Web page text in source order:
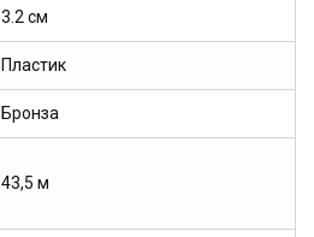
3.2 см
Пластик
Бронза
43,5 м